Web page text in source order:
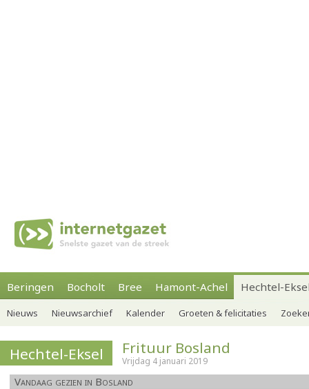
Beringen Bocholt Bree Hamont-Achel Hechtel-
Nieuws Nieuwsarchief Kalender Groeten & felicitaties
Hechtel-Eksel Frituur Bosland
Vrijdag 4 januari 2019
Vandaag gezien in Bosland